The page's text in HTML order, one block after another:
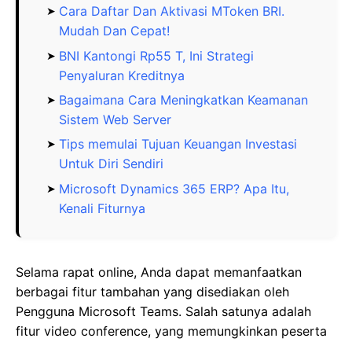
Cara Daftar Dan Aktivasi MToken BRI.
Mudah Dan Cepat!
BNI Kantongi Rp55 T, Ini Strategi
Penyaluran Kreditnya
Bagaimana Cara Meningkatkan Keamanan
Sistem Web Server
Tips memulai Tujuan Keuangan Investasi
Untuk Diri Sendiri
Microsoft Dynamics 365 ERP? Apa Itu,
Kenali Fiturnya
Selama rapat online, Anda dapat memanfaatkan
berbagai fitur tambahan yang disediakan oleh
Pengguna Microsoft Teams. Salah satunya adalah
fitur video conference, yang memungkinkan peserta